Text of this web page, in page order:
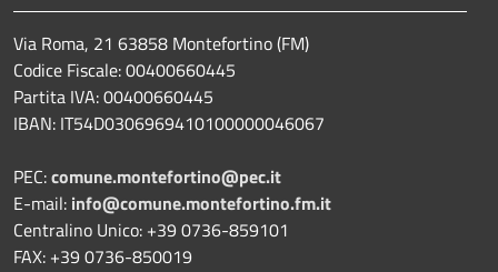
Via Roma, 21 63858 Montefortino (FM)
Codice Fiscale: 00400660445
Partita IVA: 00400660445
IBAN: IT54D0306969410100000046067
PEC:comune.montefortino@pec.it
E-mail: info@comune.montefortino.fm.it
Centralino Unico: +39 0736-859101
FAX: +39 0736-850019